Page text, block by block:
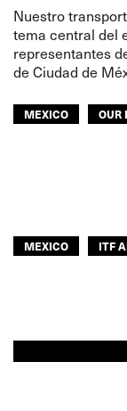
Nuestro
tema central del
representantes
de Ciudad de
MEXICO
OUR
MEXICO ITF